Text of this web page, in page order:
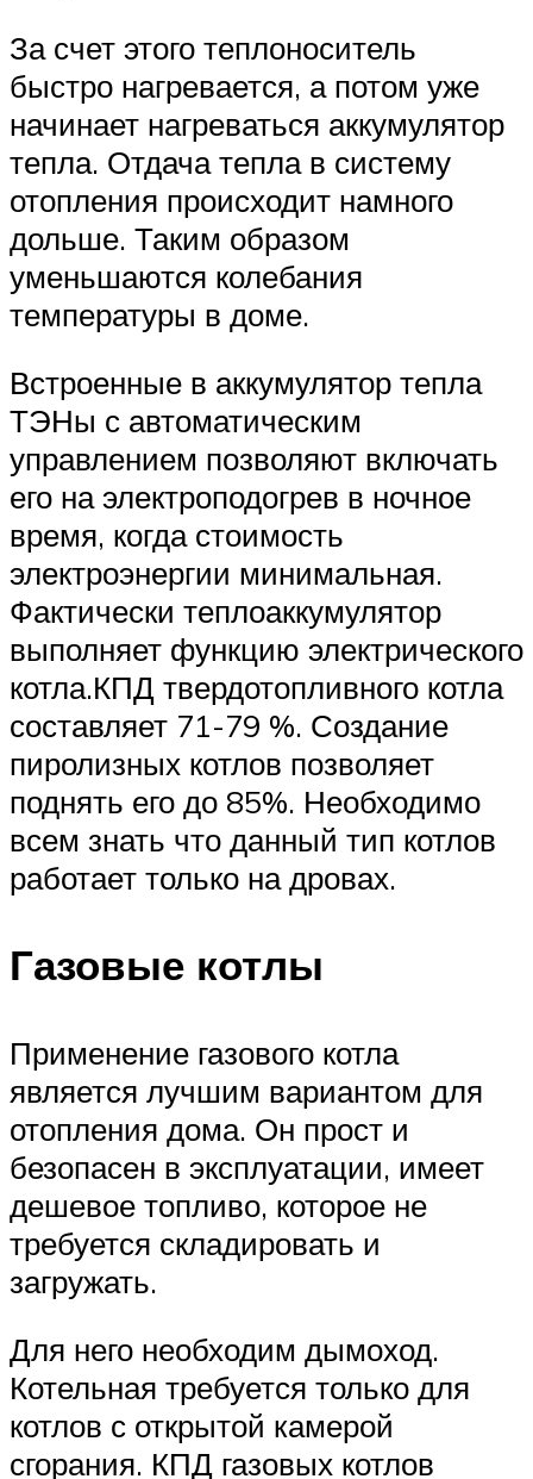
За счет этого теплоноситель
быстро нагревается, а потом уже
начинает нагреваться аккумулятор
тепла. Отдача тепла в систему
отопления происходит намного
дольше. Таким образом
уменьшаются колебания
температуры в доме.
Встроенные в аккумулятор тепла
ТЭНы с автоматическим
управлением позволяют включать
его на электроподогрев в ночное
время, когда стоимость
электроэнергии минимальная.
Фактически теплоаккумулятор
выполняет функцию электрического
котла.КПД твердотопливного котла
составляет 71-79 %. Создание
пиролизных котлов позволяет
поднять его до 85%. Необходимо
всем знать что данный тип котлов
работает только на дровах.
Газовые котлы
Применение газового котла
является лучшим вариантом для
отопления дома. Он прост и
безопасен в эксплуатации, имеет
дешевое топливо, которое не
требуется складировать и
загружать.
Для него необходим дымоход.
Котельная требуется только для
котлов с открытой камерой
сгорания. КПД газовых котлов